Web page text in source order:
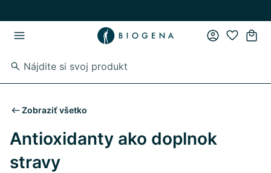
Zobraziť všetko
Antioxidanty ako doplnok
stravy